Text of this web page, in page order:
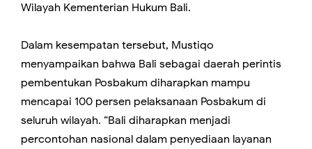
Wilayah Kementerian Hukum Bali.
Dalam kesempatan tersebut, Mustiqo
menyampaikan bahwa Bali sebagai daerah perintis
pembentukan Posbakum diharapkan mampu
mencapai 100 persen pelaksanaan Posbakum di
seluruh wilayah. “Bali diharapkan menjadi
percontohan nasional dalam penyediaan layanan